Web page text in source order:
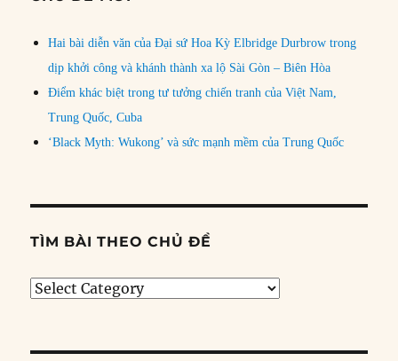
Hai bài diễn văn của Đại sứ Hoa Kỳ Elbridge Durbrow trong
dịp khởi công và khánh thành xa lộ Sài Gòn – Biên Hòa
Điểm khác biệt trong tư tưởng chiến tranh của Việt Nam,
Trung Quốc, Cuba
‘Black Myth: Wukong’ và sức mạnh mềm của Trung Quốc
TÌM BÀI THEO CHỦ ĐỀ
Tìm